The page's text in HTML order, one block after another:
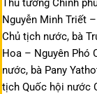
Thủ tướng Chính
Nguyễn Minh Triết
Chủ tịch nước, bà
Hoa – Nguyên Phó
nước, bà Pany
tịch Quốc hội nước